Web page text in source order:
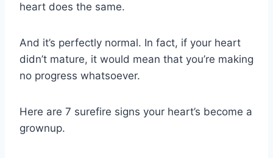
heart does the same.
And it’s perfectly normal. In fact, if your heart
didn’t mature, it would mean that you’re making
no progress whatsoever.
Here are 7 surefire signs your heart’s become a
grownup.